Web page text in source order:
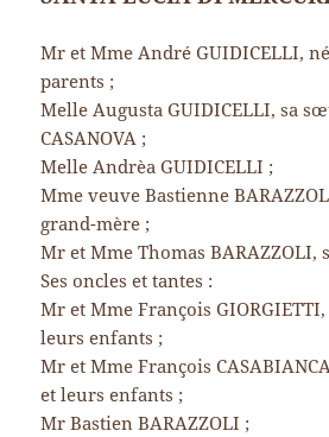
Mr et Mme André GUIDICELLI,
parents ;
Melle Augusta GUIDICELLI, sa
CASANOVA ;
Melle Andrèa GUIDICELLI ;
Mme veuve Bastienne
grand-mère ;
Mr et Mme Thomas BARAZZOLI,
Ses oncles et tantes :
Mr et Mme François
leurs enfants ;
Mr et Mme François
et leurs enfants ;
Mr Bastien BARAZZOLI ;